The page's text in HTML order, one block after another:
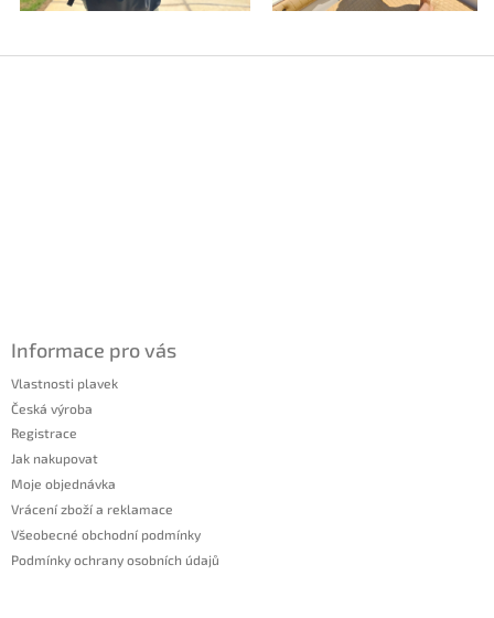
Informace pro vás
Vlastnosti plavek
Česká výroba
Registrace
Jak nakupovat
Moje objednávka
Vrácení zboží a reklamace
Všeobecné obchodní podmínky
Podmínky ochrany osobních údajů